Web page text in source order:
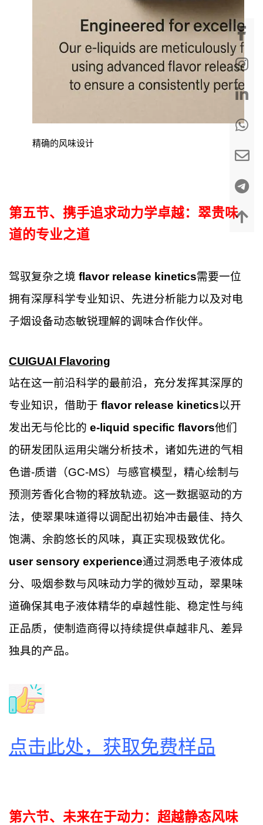
精确的风味设计
第五节、 携手追求动力学卓越：翠贵味
道的专业之道
驾驭复杂之境 flavor release kinetics需要一位
拥有深厚科学专业知识、先进分析能力以及对电
子烟设备动态敏锐理解的调味合作伙伴。
CUIGUAI Flavoring
站在这一前沿科学的最前沿，充分发挥其深厚的
专业知识，借助于 flavor release kinetics以开
发出无与伦比的 e-liquid specific flavors他们
的研发团队运用尖端分析技术，诸如先进的气相
色谱-质谱（GC-MS）与感官模型，精心绘制与
预测芳香化合物的释放轨迹。这一数据驱动的方
法，使翠果味道得以调配出初始冲击最佳、持久
饱满、余韵悠长的风味，真正实现极致优化。
user sensory experience通过洞悉电子液体成
分、吸烟参数与风味动力学的微妙互动，翠果味
道确保其电子液体精华的卓越性能、稳定性与纯
正品质，使制造商得以持续提供卓越非凡、差异
独具的产品。
点击此处，获取免费样品
第六节、 未来在于动力：超越静态风味